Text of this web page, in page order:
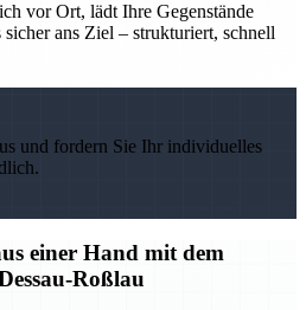
vor Ort, lädt Ihre Gegenstände
ans Ziel – strukturiert, schnell
und fordern Sie Ihr individuelles
einer Hand mit dem
Roßlau